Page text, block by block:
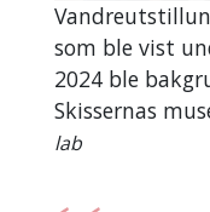
som ble vist
2024 ble
Skissernas
lab